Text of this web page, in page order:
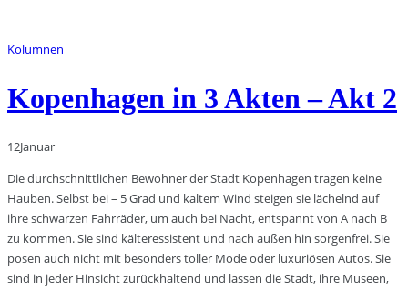
Kolumnen
Kopenhagen in 3 Akten – Akt 2
12Januar
Die durchschnittlichen Bewohner der Stadt Kopenhagen tragen keine
Hauben. Selbst bei – 5 Grad und kaltem Wind steigen sie lächelnd auf
ihre schwarzen Fahrräder, um auch bei Nacht, entspannt von A nach B
zu kommen. Sie sind kälteressistent und nach außen hin sorgenfrei. Sie
posen auch nicht mit besonders toller Mode oder luxuriösen Autos. Sie
sind in jeder Hinsicht zurückhaltend und lassen die Stadt, ihre Museen,